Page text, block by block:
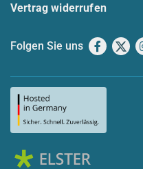
Vertrag widerrufen
Folgen Sie uns X